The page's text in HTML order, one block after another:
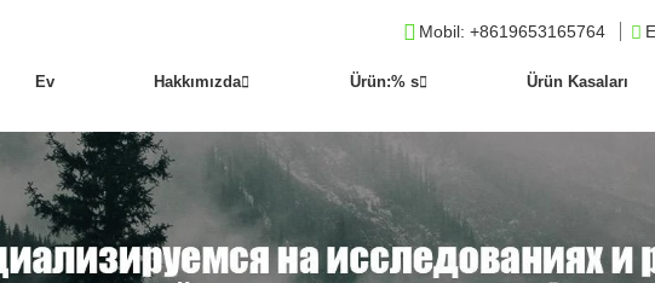
Ev Hakkımızda Ürün:% s Ürün Kasaları
Mobil: +8619653165764